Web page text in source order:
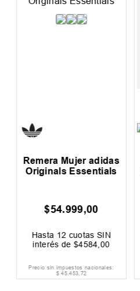
Remera Mujer adidas
Originals Essentials
$54.999,00
Hasta 12 cuotas SIN
interés de $4584 00
Precio sin impuestos nacionales:
$ 45.453,72